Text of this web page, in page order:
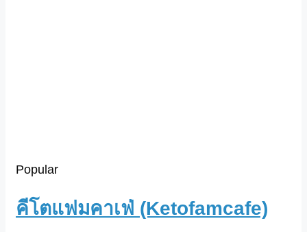
Popular
คีโตแฟมคาเฟ่ (ketofamcafe)